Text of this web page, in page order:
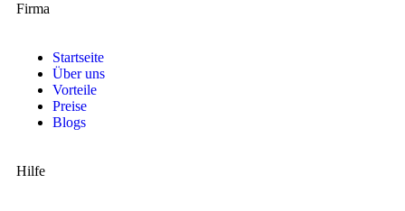
Firma
Startseite
Über uns
Vorteile
Preise
Blogs
Hilfe